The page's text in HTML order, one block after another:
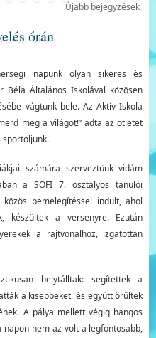
Újabb bejegyzések
órán
napunk olyan sikeres és
Béla Általános Iskolával közösen
vágtunk bele. Az Aktív Iskola
meg a világot!” adta az ötletet
sportoljunk.
számára szerveztünk vidám
a SOFI 7. osztályos tanulói
bemelegítéssel indult, ahol
készültek a versenyre. Ezután
a rajtvonalhoz, izgatottan
helytálltak: segítettek a
a kisebbeket, és együtt örültek
A pálya mellett végig hangos
nem az volt a legfontosabb,